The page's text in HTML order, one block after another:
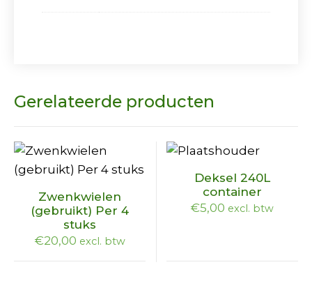
Gerelateerde producten
Zwenkwielen
(gebruikt) Per 4
stuks
€20,00 excl. btw
product
heeft
Deksel 240L
container
€5,00 excl. btw